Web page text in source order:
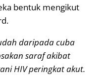
bentuk mengikut
daripada cuba
saraf akibat
HIV peringkat akut.